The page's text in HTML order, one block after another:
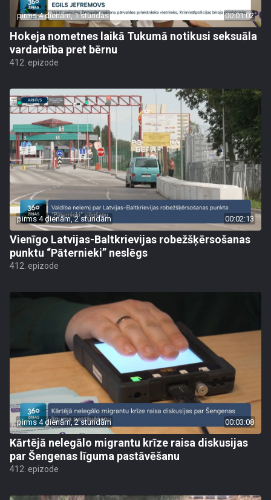
pirms 4 dienām, 1 stundas 00:01:02
Hokeja nometnes laikā Tukumā notikusi seksuāla
vardarbība pret bērnu
412. epizode
pirms 4 dienām, 2 stundām 00:02:13
Vienīgo Latvijas-Baltkrievijas robežšķērsošanas
punktu “Pāternieki” neslēgs
412. epizode
pirms 4 dienām, 2 stundām 00:03:08
Kārtējā nelegālo migrantu krīze raisa diskusijas
par Šengenas līguma pastāvēšanu
412. epizode